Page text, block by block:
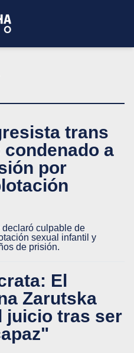
trans
a
por
declaró culpable de
sexual infantil y
de prisión.
El
Zarutska
juicio tras ser